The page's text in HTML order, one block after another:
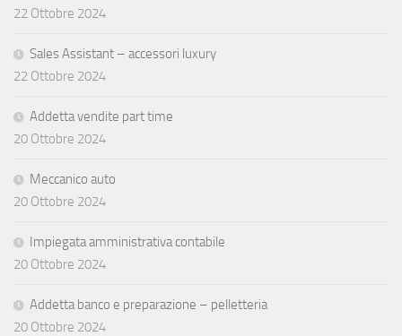
22 Ottobre 2024
Sales Assistant – accessori luxury
22 Ottobre 2024
Addetta vendite part time
20 Ottobre 2024
Meccanico auto
20 Ottobre 2024
Impiegata amministrativa contabile
20 Ottobre 2024
Addetta banco e preparazione – pelletteria
20 Ottobre 2024